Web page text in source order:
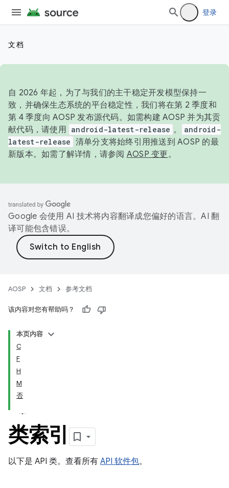
登录
文档
自 2026 年起，为了与我们的主干稳定开发模型保持一
致，并确保生态系统的平台稳定性，我们将在第 2 季度和
第 4 季度向 AOSP 发布源代码。如需构建 AOSP 并为其贡
献代码，请使用 android-latest-release 。
android-
latest-release 清单分支将始终引用推送到 AOSP 的最
新版本。如需了解详情，请参阅 AOSP 变更。
Google 会使用 AI 技术将内容翻译成您偏好的语言。AI 翻
译可能包含错误。
AOSP 文档 参考文档
该内容对您有帮助吗？
本页内容
C
F
H
M
否
类索引
以下是 API 类。查看所有 API 软件包。